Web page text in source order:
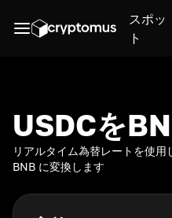
スポッ
ト
USDCを
リアルタイム為替レートを使
BNB に変換します